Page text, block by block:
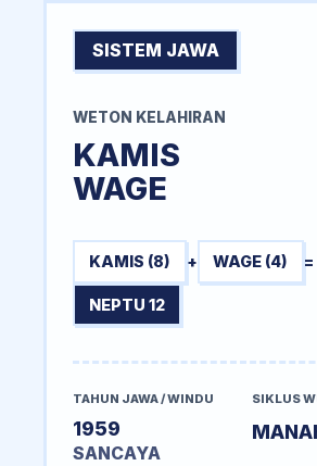
SISTEM JAWA
WETON KELAHIRAN
KAMIS
WAGE
KAMIS (8) + WAGE (4) =
NEPTU 12
TAHUN JAWA / WINDU
1959
SANCAYA
SIKLUS